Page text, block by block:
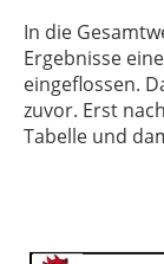
In die
Ergebnisse
eingeflossen.
zuvor. Erst
Tabelle und